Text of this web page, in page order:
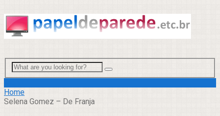
Home
Selena Gomez – De Franja